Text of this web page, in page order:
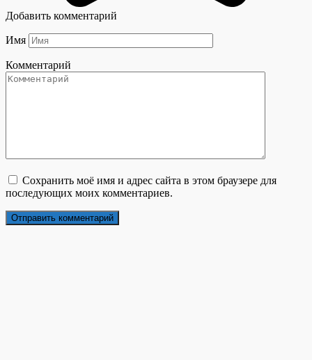
Добавить комментарий
Имя
Комментарий
Сохранить моё имя и адрес сайта в этом браузере для
последующих моих комментариев.